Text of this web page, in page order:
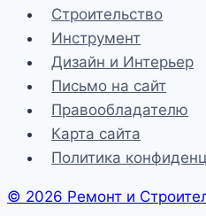
Строительство
Инструмент
Дизайн и Интерьер
Письмо на сайт
Правообладателю
Карта сайта
Политика
© 2026 Ремонт и